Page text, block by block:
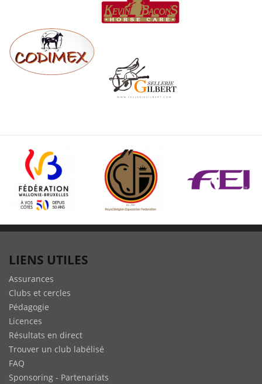
LIENS UTILES
Assurances
Clubs et cercles
Pédagogie
Licences
Résultats en direct
Trouver un club labélisé
FAQ
Sponsoring - Partenariats